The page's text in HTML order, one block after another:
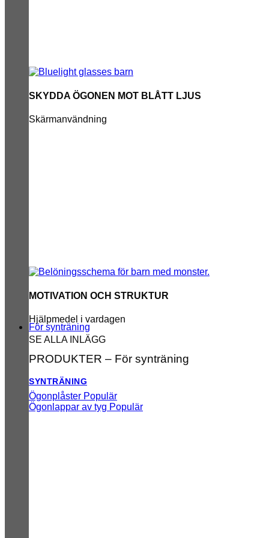
SKYDDA ÖGONEN MOT BLÅTT LJUS
Skärmanvändning
MOTIVATION OCH STRUKTUR
Hjälpmedel i vardagen
SE ALLA INLÄGG
För synträning
PRODUKTER – För synträning
SYNTRÄNING
Ögonplåster
Ögonlappar av tyg